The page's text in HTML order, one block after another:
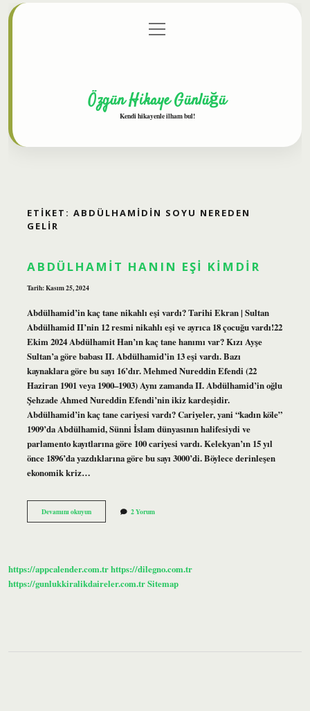
Gizlilik Politikası
menüyü
aç
Özgün Hikaye Günlüğü
Kendi hikayenle ilham bul!
ETIKET: ABDÜLHAMIDIN SOYU NEREDEN
GELIR
ABDÜLHAMIT HANIN EŞI KIMDIR
Tarih: Kasım 25, 2024
Abdülhamid’in kaç tane nikahlı eşi vardı? Tarihi Ekran | Sultan
Abdülhamid II’nin 12 resmi nikahlı eşi ve ayrıca 18 çocuğu vardı!22
Ekim 2024 Abdülhamit Han’ın kaç tane hanımı var? Kızı Ayşe
Sultan’a göre babası II. Abdülhamid’in 13 eşi vardı. Bazı
kaynaklara göre bu sayı 16’dır. Mehmed Nureddin Efendi (22
Haziran 1901 veya 1900–1903) Aynı zamanda II. Abdülhamid’in oğlu
Şehzade Ahmed Nureddin Efendi’nin ikiz kardeşidir.
Abdülhamid’in kaç tane cariyesi vardı? Cariyeler, yani “kadın köle”
1909’da Abdülhamid, Sünni İslam dünyasının halifesiydi ve
parlamento kayıtlarına göre 100 cariyesi vardı. Kelekyan’ın 15 yıl
önce 1896’da yazdıklarına göre bu sayı 3000’di. Böylece derinleşen
ekonomik kriz…
Devamını okuyunAbdülhamit
Hanın
2 Yorum
https://appcalender.com.trhttps://dilegno.com.tr
https://gunlukkiralikdaireler.com.trSitemap